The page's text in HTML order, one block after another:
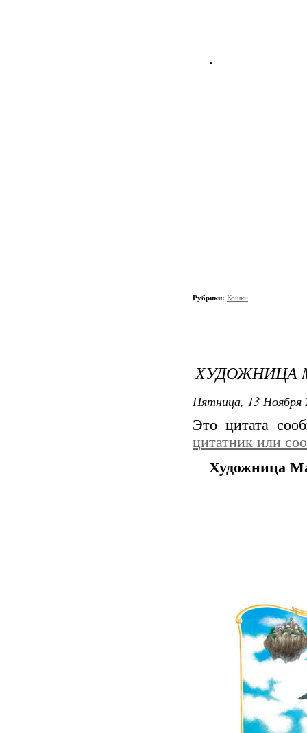
.
Рубрики: Кошки
ХУДОЖНИЦА
Пятница, 13 Ноября
Это цитата
цитатник или
Художница